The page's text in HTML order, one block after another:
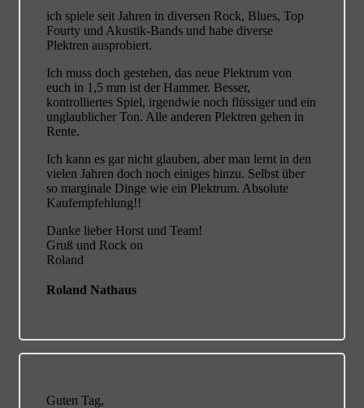
ich spiele seit Jahren in diversen Rock, Blues, Top
Fourty und Akustik-Bands und habe diverse
Plektren ausprobiert.
Ich muss doch gestehen, das neue Plektrum von
euch in 1,5 mm ist der Hammer. Besser,
kontrolliertes Spiel, irgendwie noch flüssiger und ein
unglaublicher Ton. Alle anderen Plektren gehen in
Rente.
Ich kann es gar nicht glauben, aber man lernt in den
vielen Jahren doch noch einiges hinzu. Selbst über
so marginale Dinge wie ein Plektrum. Absolute
Kaufempfehlung!!
Danke lieber Horst und Team!
Gruß und Rock on
Roland
Roland Nathaus
Guten Tag,